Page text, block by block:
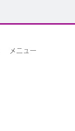
メニュー